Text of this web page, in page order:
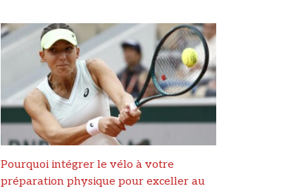
Pourquoi intégrer le vélo à votre
préparation physique pour exceller au